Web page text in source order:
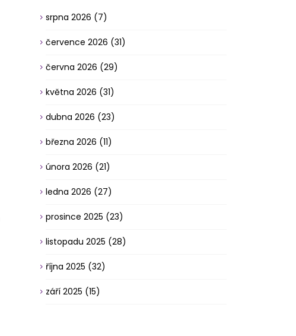
srpna 2026 (7)
července 2026 (31)
června 2026 (29)
května 2026 (31)
dubna 2026 (23)
března 2026 (11)
února 2026 (21)
ledna 2026 (27)
prosince 2025 (23)
listopadu 2025 (28)
října 2025 (32)
září 2025 (15)